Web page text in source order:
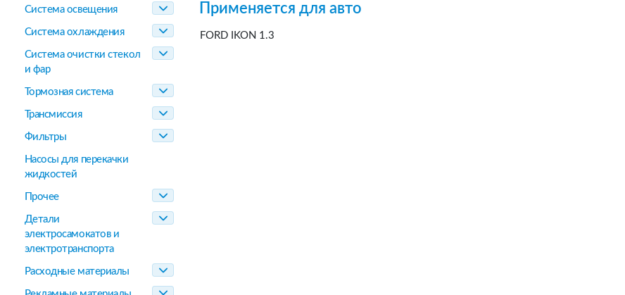
Система освещения
Система охлаждения
Система очистки стекол
и фар
Тормозная система
Трансмиссия
Фильтры
Насосы для перекачки
жидкостей
Прочее
Детали
электросамокатов и
электротранспорта
Расходные материалы
Применяется для авто
FORD IKON 1.3